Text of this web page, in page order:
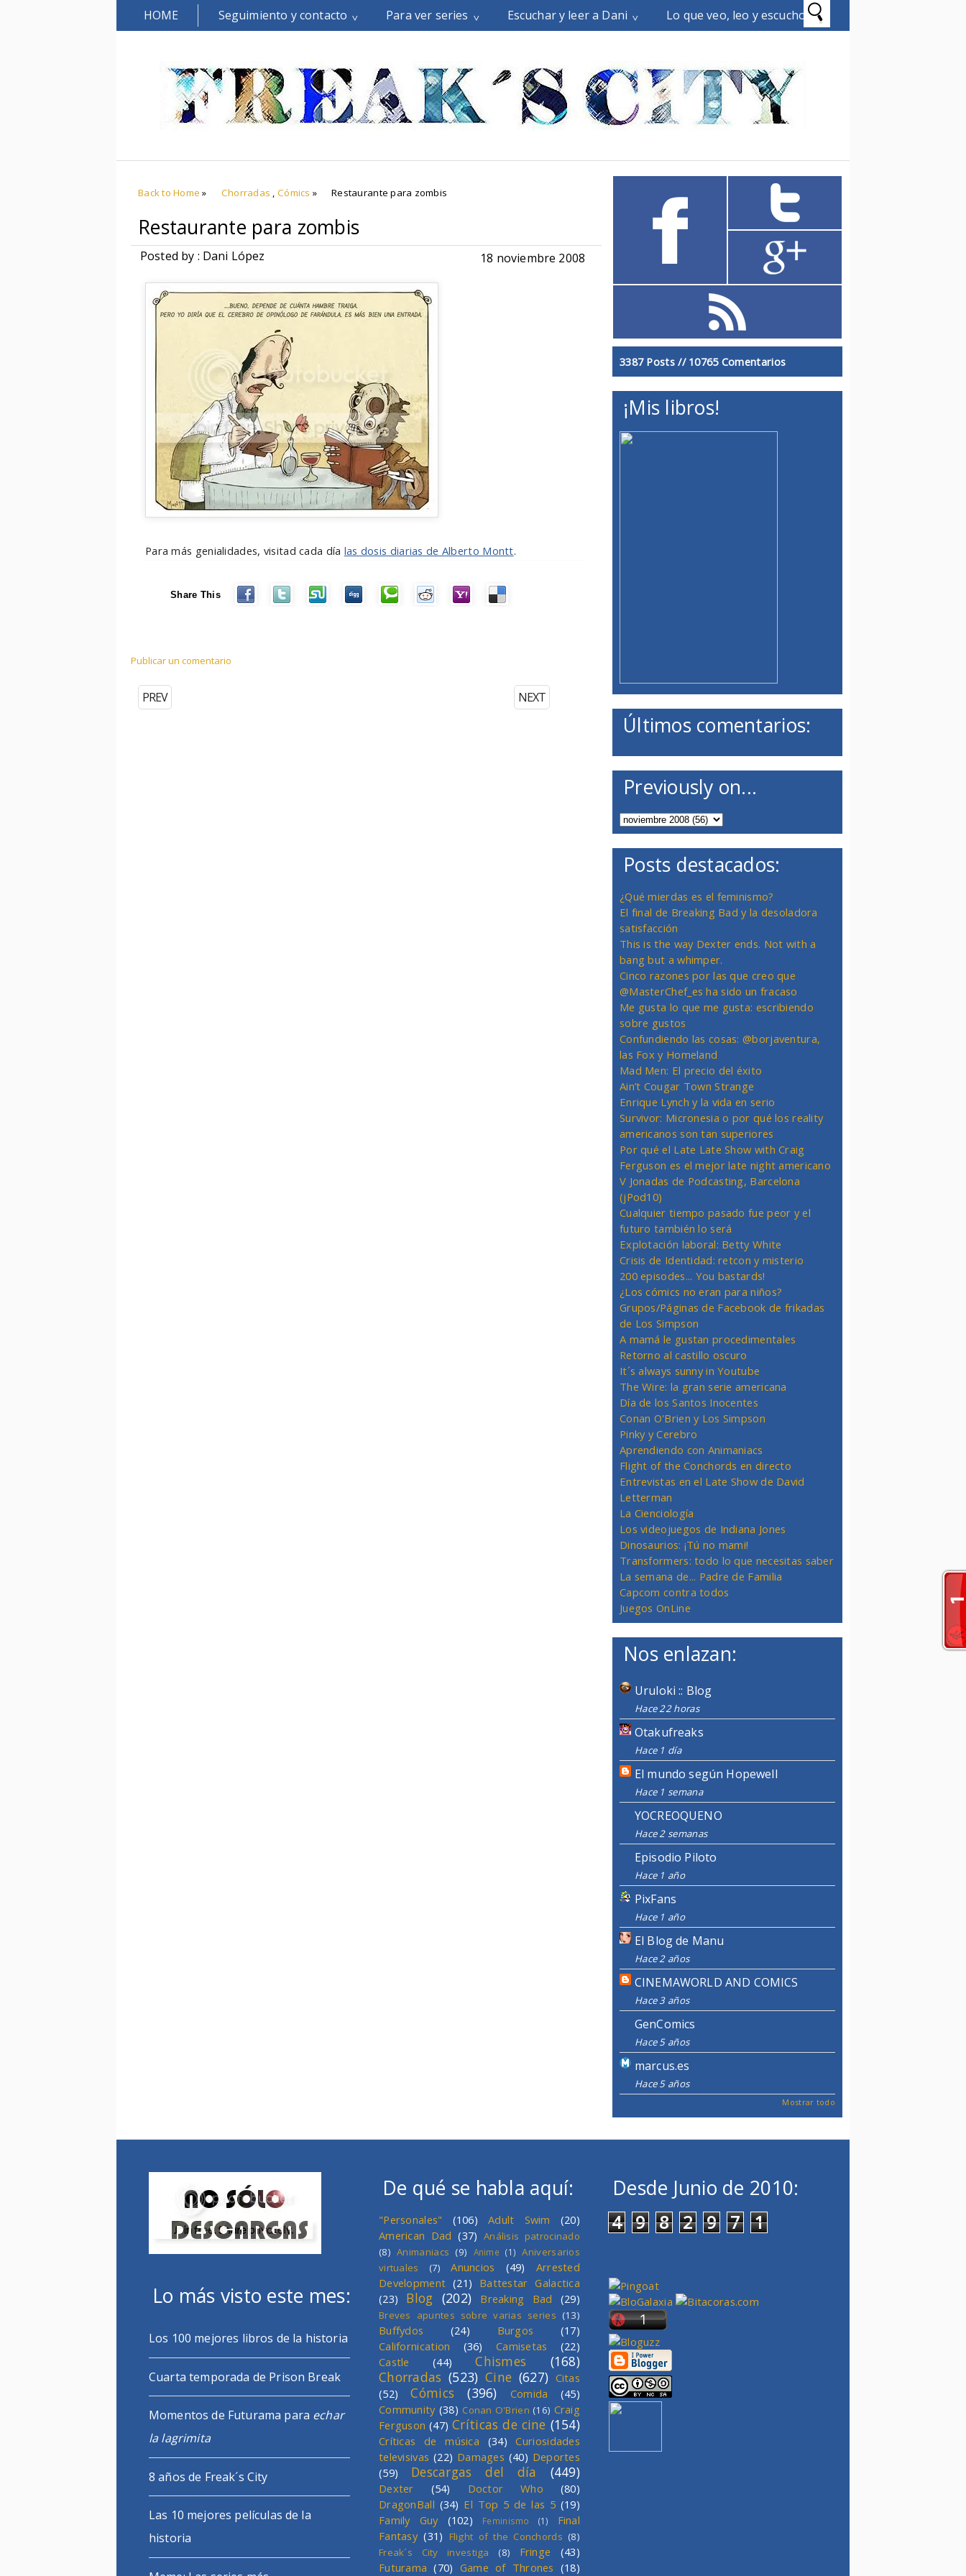
HOME Seguimiento y contacto Para ver series Escuchar y leer a Dani Lo que veo, leo y escucho
Back to Home » Chorradas , Cómics » Restaurante para zombis
Restaurante para zombis
Posted by : Dani López 18 noviembre 2008
Para más genialidades, visitad cada día las dosis diarias de Alberto Montt.
Share This
Publicar un comentario
NEXT
PREV
3387 Posts // 10765 Comentarios
¡Mis libros!
Últimos comentarios:
Previously on...
Posts destacados:
¿Qué mierdas es el feminismo?
El final de Breaking Bad y la desoladora
satisfacción
This is the way Dexter ends. Not with a
bang but a whimper.
Cinco razones por las que creo que
@MasterChef_es ha sido un fracaso
Me gusta lo que me gusta: escribiendo
sobre gustos
Confundiendo las cosas: @borjaventura,
las Fox y Homeland
Mad Men: El precio del éxito
Ain’t Cougar Town Strange
Enrique Lynch y la vida en serio
Survivor: Micronesia o por qué los reality
americanos son tan superiores
Por qué el Late Late Show with Craig
Ferguson es el mejor late night americano
V Jonadas de Podcasting, Barcelona
(jPod10)
Cualquier tiempo pasado fue peor y el
futuro también lo será
Explotación laboral: Betty White
Crisis de Identidad: retcon y misterio
200 episodes... You bastards!
¿Los cómics no eran para niños?
Grupos/Páginas de Facebook de frikadas
de Los Simpson
A mamá le gustan procedimentales
Retorno al castillo oscuro
It´s always sunny in Youtube
The Wire: la gran serie americana
Día de los Santos Inocentes
Conan O'Brien y Los Simpson
Pinky y Cerebro
Aprendiendo con Animaniacs
Flight of the Conchords en directo
Entrevistas en el Late Show de David
Letterman
La Cienciología
Los videojuegos de Indiana Jones
Dinosaurios: ¡Tú no mami!
Transformers: todo lo que necesitas saber
La semana de... Padre de Familia
Capcom contra todos
Juegos OnLine
Nos enlazan:
Uruloki :: Blog
Hace 22 horas
Otakufreaks
Hace 1 día
El mundo según Hopewell
Hace 1 semana
YOCREOQUENO
Hace 2 semanas
Episodio Piloto
Hace 1 año
PixFans
Hace 1 año
El Blog de Manu
Hace 2 años
CINEMAWORLD AND COMICS
Hace 3 años
GenComics
Hace 5 años
marcus.es
Hace 5 años
Mostrar todo
Lo más visto este mes:
Los 100 mejores libros de la historia
Cuarta temporada de Prison Break
Momentos de Futurama para echar
la lagrimita
8 años de Freak´s City
Las 10 mejores películas de la
historia
De qué se habla aquí:
"Personales" (106) Adult Swim
(20)
American Dad (37) Análisis patrocinado
(8) Animaniacs (9) Anime (1) Aniversarios
virtuales
(7) Anuncios (49)
Arrested
Development (21) Battestar Galactica
(23)
Blog (202) Breaking Bad (29)
Breves apuntes sobre varias series (13)
Buffydos (24) Burgos
(17)
Californication
(36) Camisetas
(22)
Castle
(44) Chismes
(168)
Chorradas (523) Cine (627) Citas
(52)
Cómics (396) Comida
(45)
Community (38) Conan O'Brien (16) Craig
Ferguson (47) Críticas de cine (154)
Críticas de música (34)
Curiosidades
televisivas (22) Damages (40) Deportes
(59)
Descargas del día (449)
Dexter (54) Doctor Who
(80)
DragonBall (34) El Top 5 de las 5 (19)
Family Guy
(102) Feminismo (1)
Final
Fantasy (31) Flight of the Conchords (8)
Freak´s City investiga
(8) Fringe
(43)
Futurama (70) Game of Thrones (18)
Desde Junio de 2010:
4 9 8 2 9 7 1